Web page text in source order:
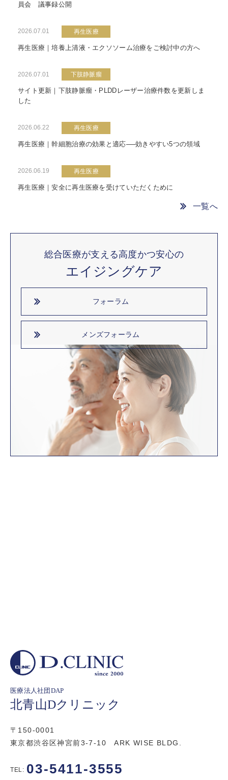
員会 議事録公開
2026.07.01 再生医療
再生医療｜培養上清液・エクソソーム治療をご検討中の方へ
2026.07.01 下肢静脈瘤
サイト更新｜下肢静脈瘤・PLDDレーザー治療件数を更新しま
した
2026.06.22 再生医療
再生医療｜幹細胞治療の効果と適応──効きやすい5つの領域
2026.06.19 再生医療
再生医療｜安全に再生医療を受けていただくために
一覧へ
総合医療が支える高度かつ安心の
エイジングケア
フォーラム
メンズフォーラム
医療法人社団DAP
北青山Dクリニック
〒150-0001
東京都渋谷区神宮前3-7-10 ARK WISE BLDG.
TEL: 03-5411-3555